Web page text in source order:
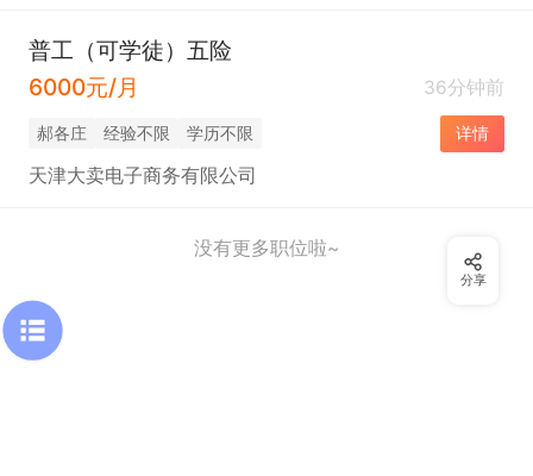
普工（可学徒）五险
6000元/月
36分钟前
郝各庄 经验不限 学历不限 详情
天津大卖电子商务有限公司
没有更多职位啦~
分享